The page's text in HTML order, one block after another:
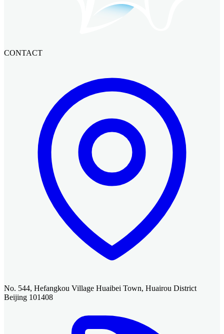
CONTACT
No. 544, Hefangkou Village Huaibei Town, Huairou District
Beijing 101408